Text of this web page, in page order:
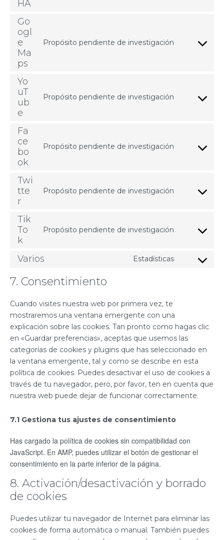
HA
Go
ogl
e
Ma
ps
Propósito pendiente de investigación
Yo
uT
ub
e
Propósito pendiente de investigación
Fa
ce
bo
ok
Propósito pendiente de investigación
Twi
tte
r
Propósito pendiente de investigación
Tik
To
k
Propósito pendiente de investigación
Varios Estadísticas
7. Consentimiento
Cuando visites nuestra web por primera vez, te
mostraremos una ventana emergente con una
explicación sobre las cookies. Tan pronto como hagas clic
en «Guardar preferencias», aceptas que usemos las
categorías de cookies y plugins que has seleccionado en
la ventana emergente, tal y como se describe en esta
política de cookies. Puedes desactivar el uso de cookies a
través de tu navegador, pero, por favor, ten en cuenta que
nuestra web puede dejar de funcionar correctamente.
7.1 Gestiona tus ajustes de consentimiento
Has cargado la política de cookies sin compatibilidad con
JavaScript. En AMP, puedes utilizar el botón de gestionar el
consentimiento en la parte inferior de la página.
8. Activación/desactivación y borrado
de cookies
Puedes utilizar tu navegador de Internet para eliminar las
cookies de forma automática o manual. También puedes